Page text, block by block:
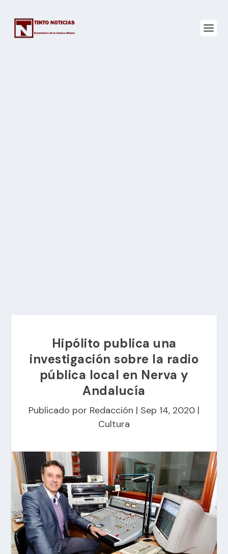
Hipólito publica una
investigación sobre la radio
pública local en Nerva y
Andalucía
Publicado por Redacción | Sep 14, 2020 |
Cultura